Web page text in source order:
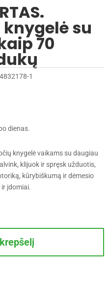
su
70
1
dienas.
knygelė vaikams su daugiau
klijuok ir spręsk užduotis,
kūrybiškumą ir dėmesio
įdomiai.